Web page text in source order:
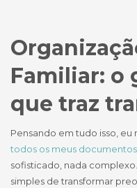
Familiar: o
que traz
Pensando em tudo isso, eu
todos os meus
sofisticado, nada
simples de transformar